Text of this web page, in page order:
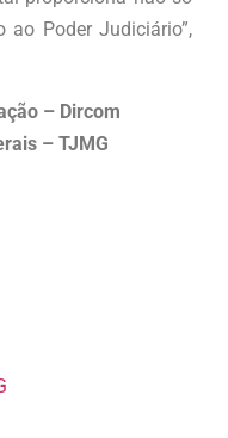
Poder Judiciário”,
– Dircom
– TJMG